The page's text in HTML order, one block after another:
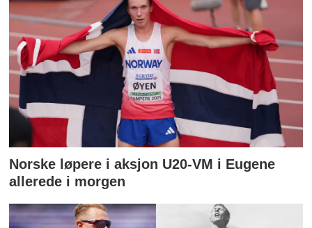
Norske løpere i aksjon U20-VM i Eugene
allerede i morgen